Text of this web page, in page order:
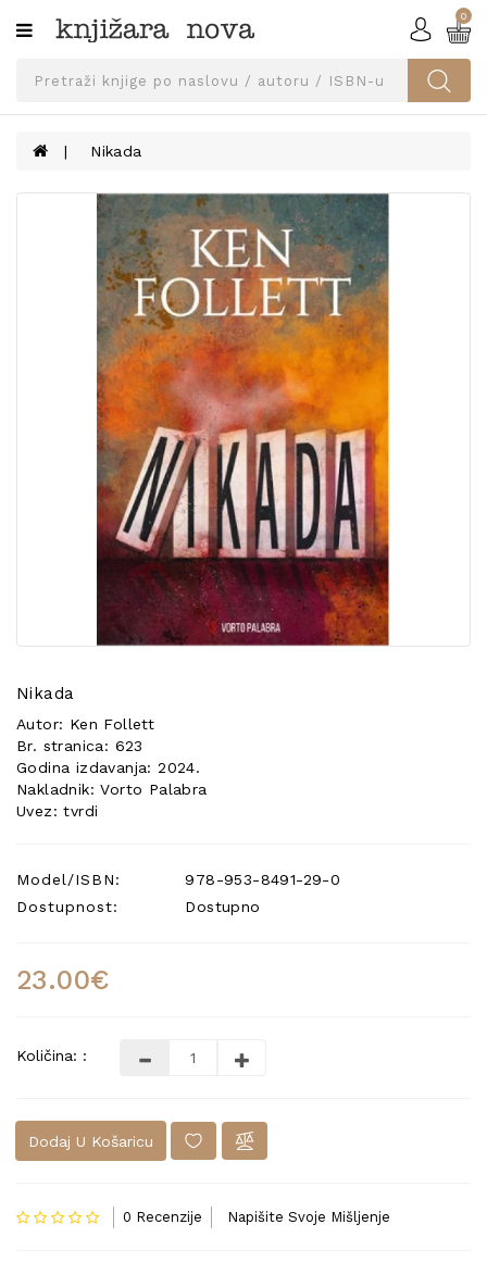
Kategorije
SVEUČILIŠNA
UDŽBENICI
KNJIGE
PRIBOR
UDŽBENIKE!
0
Nikada
Nikada
Autor: Ken Follett
Br. stranica: 623
Godina izdavanja: 2024.
Nakladnik: Vorto Palabra
Uvez: tvrdi
Model/ISBN:
978-953-8491-29-0
Dostupnost:
Dostupno
23.00€
Količina: :
Dodaj U Košaricu
0 Recenzije Napišite Svoje Mišljenje